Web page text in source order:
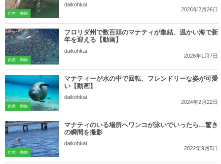
自然・動物
daikohkai
2026年2月26日
自然・動物
フロリダ州で数百頭のマナティが集結、温かい海で新
年を迎える【動画】
daikohkai
2026年1月7日
自然・動物
マナティーが水の中で回転、フレンドリーな姿が可愛
い【動画】
daikohkai
2024年2月22日
自然・動物
マナティのいる場所へワンコが泳いでいったら…驚き
の瞬間を撮影
daikohkai
2022年9月5日